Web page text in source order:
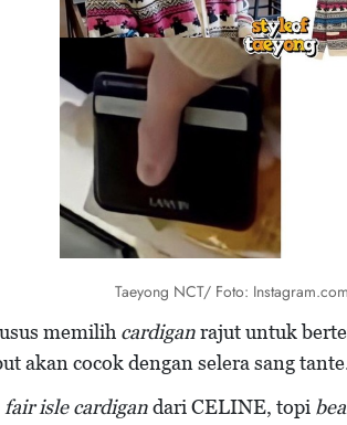
Taeyong NCT/ Foto:
memilih cardiganrajut untuk
akan cocok dengan selera sang
fair isle cardigandari CELINE, topi